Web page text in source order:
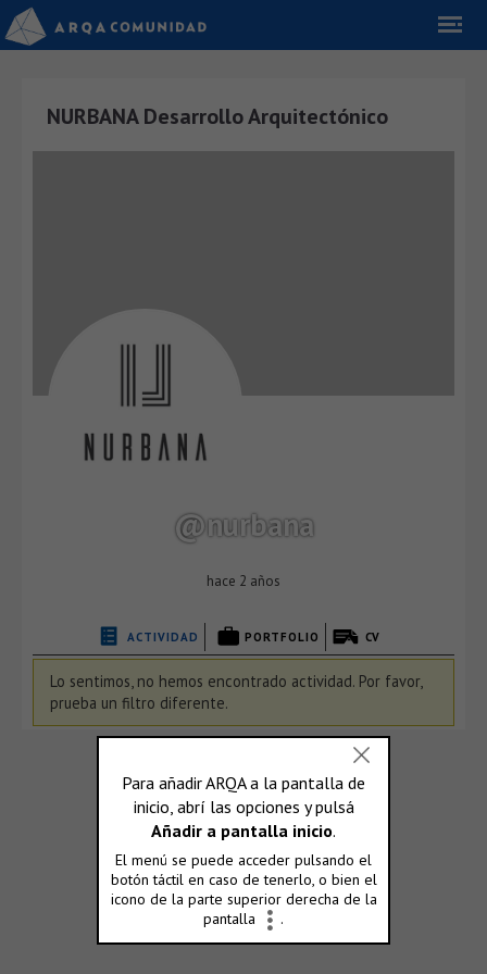
NURBANA Desarrollo Arquitectónico
@nurbana
hace 2 años
ACTIVIDAD PORTFOLIO CV
Lo sentimos, no hemos encontrado actividad. Por favor,
prueba un filtro diferente.